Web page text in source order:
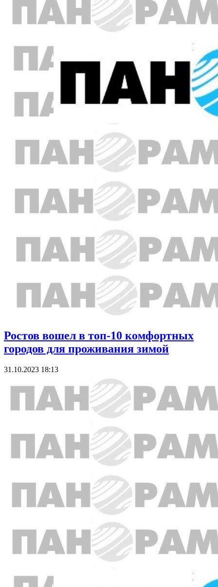
Ростов вошел в топ-10 комфортных
городов для проживания зимой
31.10.2023 18:13